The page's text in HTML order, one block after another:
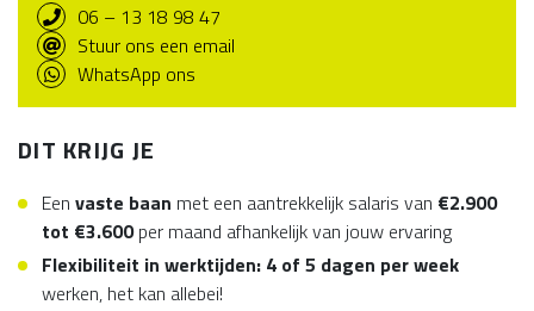
06 – 13 18 98 47
Stuur ons een email
WhatsApp ons
DIT KRIJG JE
Een vaste baan met een aantrekkelijk salaris van €2.900
tot €3.600per maand afhankelijk van jouw ervaring
Flexibiliteit in werktijden: 4 of 5 dagen per week
werken, het kan allebei!